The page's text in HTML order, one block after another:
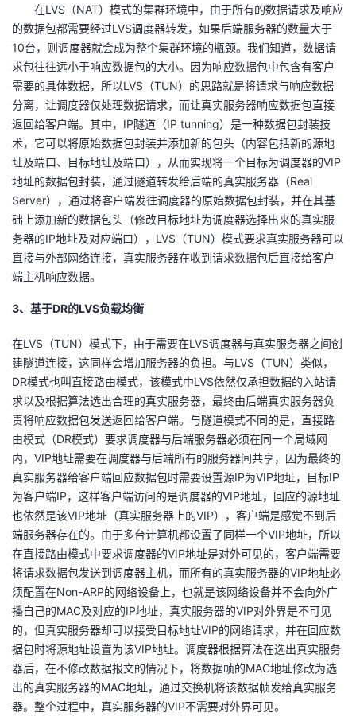
我
的
课
程
我
的
认
证
我
的
实
验
我
的
收
藏
我
的
技
术
支
持
我
的
云
声
建
议
在LVS（NAT）模式的集群环境中，由于所有的数据请求及响应
的数据包都需要经过LVS调度器转发，如果后端服务器的数量大于
10台，则调度器就会成为整个集群环境的瓶颈。我们知道，数据请
求包往往远小于响应数据包的大小。因为响应数据包中包含有客户
需要的具体数据，所以LVS（TUN）的思路就是将请求与响应数据
分离，让调度器仅处理数据请求，而让真实服务器响应数据包直接
返回给客户端。其中，IP隧道（IP tunning）是一种数据包封装技
术，它可以将原始数据包封装并添加新的包头（内容包括新的源地
址及端口、目标地址及端口），从而实现将一个目标为调度器的VIP
地址的数据包封装，通过隧道转发给后端的真实服务器（Real
Server），通过将客户端发往调度器的原始数据包封装，并在其基
础上添加新的数据包头（修改目标地址为调度器选择出来的真实服
务器的IP地址及对应端口），LVS（TUN）模式要求真实服务器可以
直接与外部网络连接，真实服务器在收到请求数据包后直接给客户
端主机响应数据。
3、基于DR的LVS负载均衡
在LVS（TUN）模式下，由于需要在LVS调度器与真实服务器之间创
建隧道连接，这同样会增加服务器的负担。与LVS（TUN）类似，
DR模式也叫直接路由模式，该模式中LVS依然仅承担数据的入站请
求以及根据算法选出合理的真实服务器，最终由后端真实服务器负
责将响应数据包发送返回给客户端。与隧道模式不同的是，直接路
由模式（DR模式）要求调度器与后端服务器必须在同一个局域网
内，VIP地址需要在调度器与后端所有的服务器间共享，因为最终的
真实服务器给客户端回应数据包时需要设置源IP为VIP地址，目标IP
为客户端IP，这样客户端访问的是调度器的VIP地址，回应的源地址
也依然是该VIP地址（真实服务器上的VIP），客户端是感觉不到后
端服务器存在的。由于多台计算机都设置了同样一个VIP地址，所以
在直接路由模式中要求调度器的VIP地址是对外可见的，客户端需要
将请求数据包发送到调度器主机，而所有的真实服务器的VIP地址必
须配置在Non-ARP的网络设备上，也就是该网络设备并不会向外广
播自己的MAC及对应的IP地址，真实服务器的VIP对外界是不可见
的，但真实服务器却可以接受目标地址VIP的网络请求，并在回应数
据包时将源地址设置为该VIP地址。调度器根据算法在选出真实服务
器后，在不修改数据报文的情况下，将数据帧的MAC地址修改为选
出的真实服务器的MAC地址，通过交换机将该数据帧发给真实服务
器。整个过程中，真实服务器的VIP不需要对外界可见。